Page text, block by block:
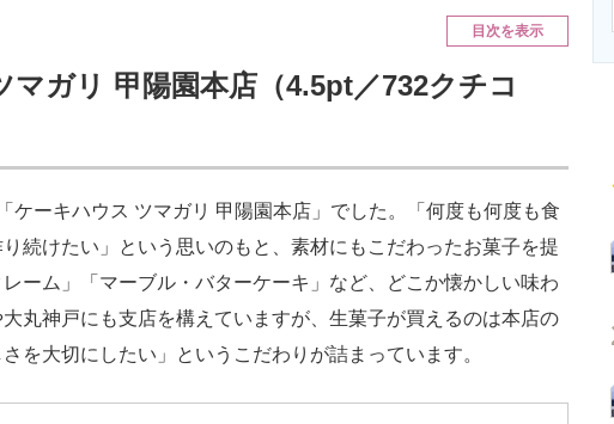
目次を表示
ガリ 甲陽園本店（4.5pt／732クチコ
ーキハウス ツマガリ 甲陽園本店」でした。「何度も何度も食
続けたい」という思いのもと、素材にもこだわったお菓子を提
ーム」「マーブル・バターケーキ」など、どこか懐かしい味わ
丸神戸にも支店を構えていますが、生菓子が買えるのは本店の
を大切にしたい」というこだわりが詰まっています。